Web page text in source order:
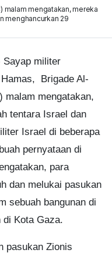
malam mengatakan, mereka
menghancurkan 29
Sayap militer
Brigade Al-
malam mengatakan,
tentara Israel dan
Israel di beberapa
pernyataan di
para
dan melukai pasukan
sebuah bangunan di
di Kota Gaza.
pasukan Zionis